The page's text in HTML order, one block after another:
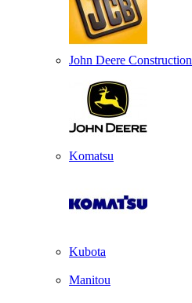
John Deere Construction
Komatsu
Kubota
Manitou